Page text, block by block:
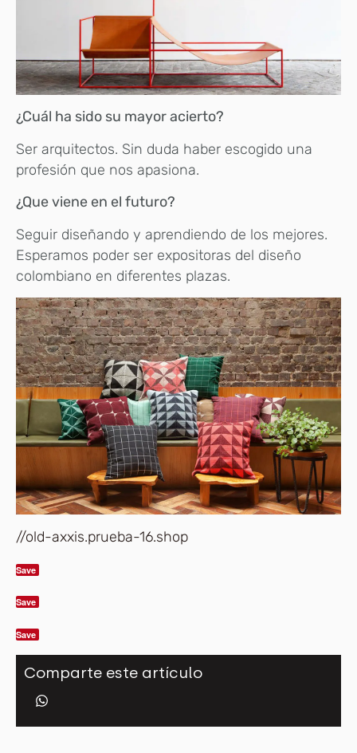
¿Cuál ha sido su mayor acierto?
Ser arquitectos. Sin duda haber escogido una
profesión que nos apasiona.
¿Que viene en el futuro?
Seguir diseñando y aprendiendo de los mejores.
Esperamos poder ser expositoras del diseño
colombiano en diferentes plazas.
//old-axxis.prueba-16.shop
Save
Save
Save
Comparte este artículo